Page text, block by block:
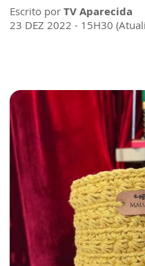
Escrito por TV Aparecida
23 DEZ 2022 - 15H30